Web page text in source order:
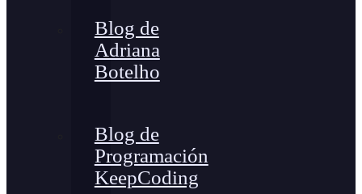
Blog de
Adriana
Botelho
Blog de
Programación
KeepCoding